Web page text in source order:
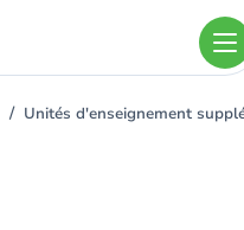
Unités d'enseignement